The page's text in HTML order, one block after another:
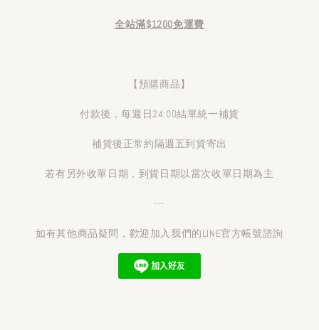
全站滿$1200免運費
【預購商品】
付款後，每週日24:00結單統一補貨
補貨後正常約隔週五到貨寄出
若有另外收單日期，到貨日期以當次收單日期為主
---
如有其他商品疑問，歡迎加入我們的LINE官方帳號諮詢